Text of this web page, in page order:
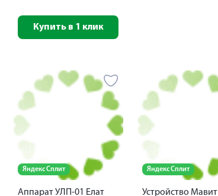
Купить в 1 клик
Яндекс Сплит
Аппарат УЛП-01 Елат
Яндекс Сплит
Устройство Мавит